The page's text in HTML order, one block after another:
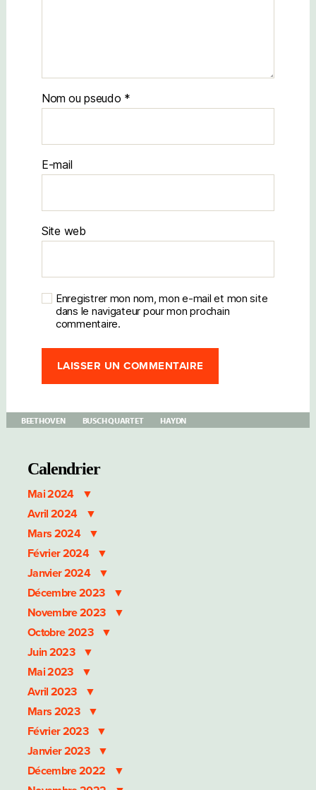
Nom
E-mail
Site web
Enregistrer mon nom, mon e-mail et mon site
dans le navigateur pour mon prochain
commentaire.
BEETHOVEN BUSCH QUARTET HAYDN
Calendrier
Mai 2024
Avril 2024
Mars 2024
Février 2024
Janvier 2024
Décembre 2023
Novembre 2023
Octobre 2023
Juin 2023
Mai 2023
Avril 2023
Mars 2023
Février 2023
Janvier 2023
Décembre 2022